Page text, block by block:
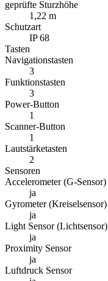
geprüfte Sturzhöhe
1,22 m
Schutzart
IP 68
Tasten
Navigationstasten
3
Funktionstasten
3
Power-Button
1
Scanner-Button
1
Lautstärketasten
2
Sensoren
Accelerometer (G-Sensor)
ja
Gyrometer (Kreiselsensor)
ja
Light Sensor (Lichtsensor)
ja
Proximity Sensor
ja
Luftdruck Sensor